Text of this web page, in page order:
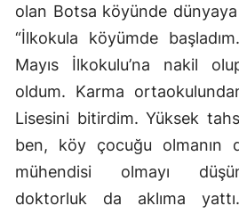
olan Botsa köyünde
“İlkokula köyümde
Mayıs İlkokulu’na nakil
oldum. Karma
Lisesini bitirdim. Yüksek
ben, köy çocuğu olmanın
mühendisi olmayı
doktorluk da aklıma